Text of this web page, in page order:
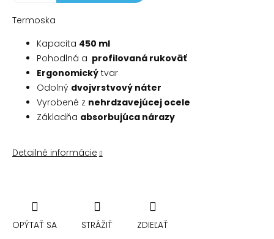
Termoska
Kapacita 450 ml
Pohodlná a profilovaná rukoväť
Ergonomický tvar
Odolný dvojvrstvový náter
Vyrobené z nehrdzavejúcej ocele
Základňa absorbujúca nárazy
Detailné informácie
OPÝTAŤ SA STRÁŽIŤ ZDIEĽAŤ